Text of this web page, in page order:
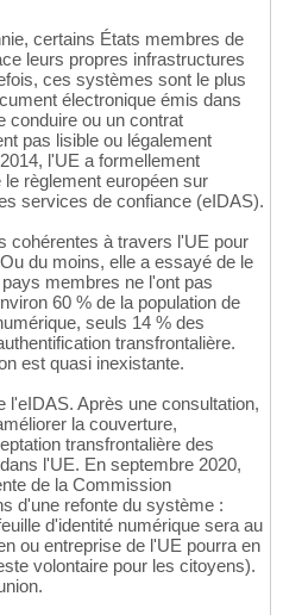
certains États membres de
leurs propres infrastructures
ces systèmes sont le plus
électronique émis dans
conduire ou un contrat
pas lisible ou légalement
l'UE a formellement
règlement européen sur
services de confiance (eIDAS).
cohérentes à travers l'UE pour
du moins, elle a essayé de le
membres ne l'ont pas
60 % de la population de
seuls 14 % des
transfrontalière.
est quasi inexistante.
l'eIDAS. Après une consultation,
la couverture,
transfrontalière des
l'UE. En septembre 2020,
de la Commission
d'une refonte du système :
d'identité numérique sera au
ou entreprise de l'UE pourra en
volontaire pour les citoyens).